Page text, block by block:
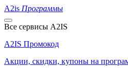
A2is Программы
Все сервисы A2IS
A2IS Промокод
Акции, скидки, купоны на